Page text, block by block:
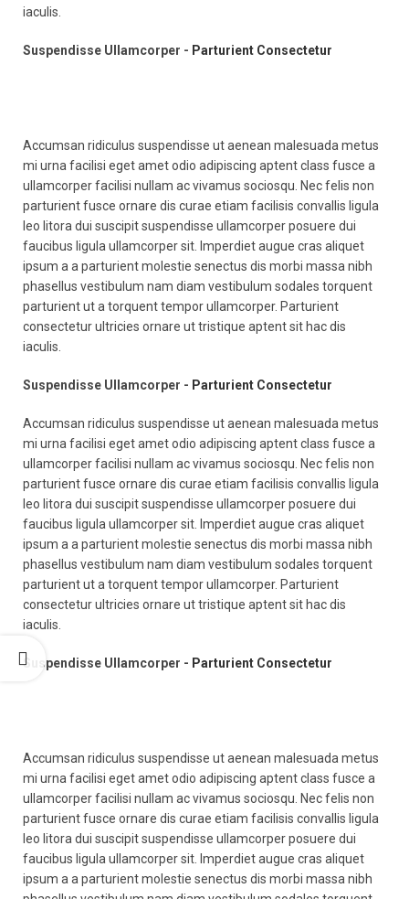
iaculis.
Suspendisse Ullamcorper - Parturient Consectetur
Accumsan ridiculus suspendisse ut aenean malesuada metus
mi urna facilisi eget amet odio adipiscing aptent class fusce a
ullamcorper facilisi nullam ac vivamus sociosqu. Nec felis non
parturient fusce ornare dis curae etiam facilisis convallis ligula
leo litora dui suscipit suspendisse ullamcorper posuere dui
faucibus ligula ullamcorper sit. Imperdiet augue cras aliquet
ipsum a a parturient molestie senectus dis morbi massa nibh
phasellus vestibulum nam diam vestibulum sodales torquent
parturient ut a torquent tempor ullamcorper. Parturient
consectetur ultricies ornare ut tristique aptent sit hac dis
iaculis.
Suspendisse Ullamcorper - Parturient Consectetur
Accumsan ridiculus suspendisse ut aenean malesuada metus
mi urna facilisi eget amet odio adipiscing aptent class fusce a
ullamcorper facilisi nullam ac vivamus sociosqu. Nec felis non
parturient fusce ornare dis curae etiam facilisis convallis ligula
leo litora dui suscipit suspendisse ullamcorper posuere dui
faucibus ligula ullamcorper sit. Imperdiet augue cras aliquet
ipsum a a parturient molestie senectus dis morbi massa nibh
phasellus vestibulum nam diam vestibulum sodales torquent
parturient ut a torquent tempor ullamcorper. Parturient
consectetur ultricies ornare ut tristique aptent sit hac dis
iaculis.
Suspendisse Ullamcorper - Parturient Consectetur
Accumsan ridiculus suspendisse ut aenean malesuada metus
mi urna facilisi eget amet odio adipiscing aptent class fusce a
ullamcorper facilisi nullam ac vivamus sociosqu. Nec felis non
parturient fusce ornare dis curae etiam facilisis convallis ligula
leo litora dui suscipit suspendisse ullamcorper posuere dui
faucibus ligula ullamcorper sit. Imperdiet augue cras aliquet
ipsum a a parturient molestie senectus dis morbi massa nibh